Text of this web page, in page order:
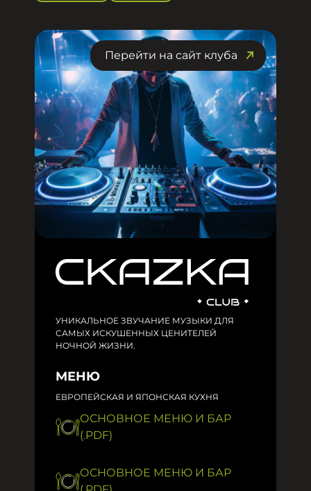
Перейти на сайт клуба
УНИКАЛЬНОЕ ЗВУЧАНИЕ МУЗЫКИ ДЛЯ
САМЫХ ИСКУШЕННЫХ ЦЕНИТЕЛЕЙ
НОЧНОЙ ЖИЗНИ.
МЕНЮ
ЕВРОПЕЙСКАЯ И ЯПОНСКАЯ КУХНЯ
ОСНОВНОЕ МЕНЮ И БАР
(.PDF)
ОСНОВНОЕ МЕНЮ И БАР